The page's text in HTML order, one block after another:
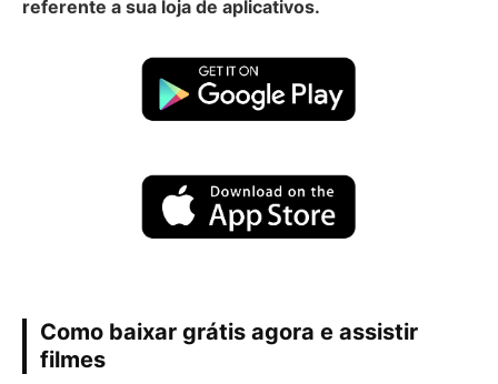
referente a sua loja de aplicativos.
Como baixar grátis agora e assistir
filmes